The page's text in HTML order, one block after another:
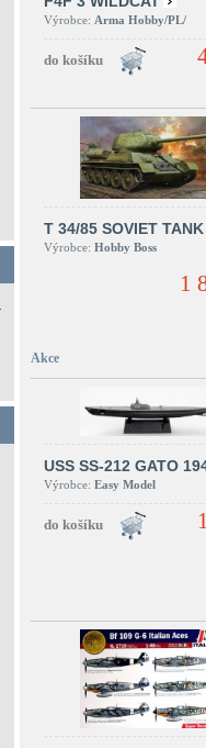
Výrobce: Arma Hobby/PL/
T 34/85 SOVIET TANK
Výrobce: Hobby Boss
1
Akce
USS SS-212 GATO
Výrobce: Easy Model